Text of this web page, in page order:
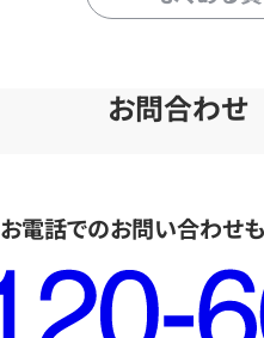
お問合わせ
お電話でのお問い合わせ